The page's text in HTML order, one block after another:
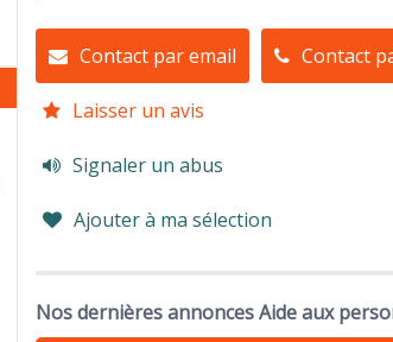
Contact par email Contact
Laisser un avis
Signaler un abus
Ajouter à ma sélection
Nos dernières annonces Aide aux